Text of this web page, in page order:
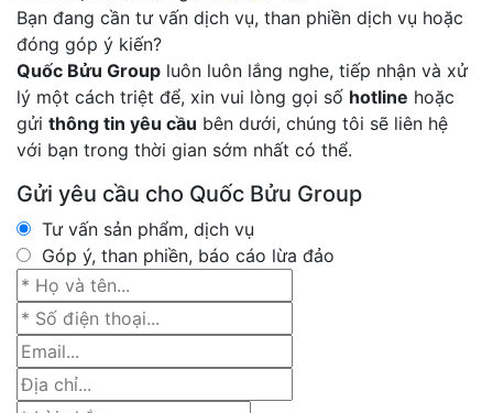
Bạn đang cần tư vấn dịch vụ, than phiền dịch vụ hoặc
đóng góp ý kiến?
Quốc Bửu Group luôn luôn lắng nghe, tiếp nhận và xử
lý một cách triệt để, xin vui lòng gọi số hotline hoặc
gửi thông tin yêu cầu bên dưới, chúng tôi sẽ liên hệ
với bạn trong thời gian sớm nhất có thể.
Gửi yêu cầu cho Quốc Bửu Group
Tư vấn sản phẩm, dịch vụ
Góp ý, than phiền, báo cáo lừa đảo